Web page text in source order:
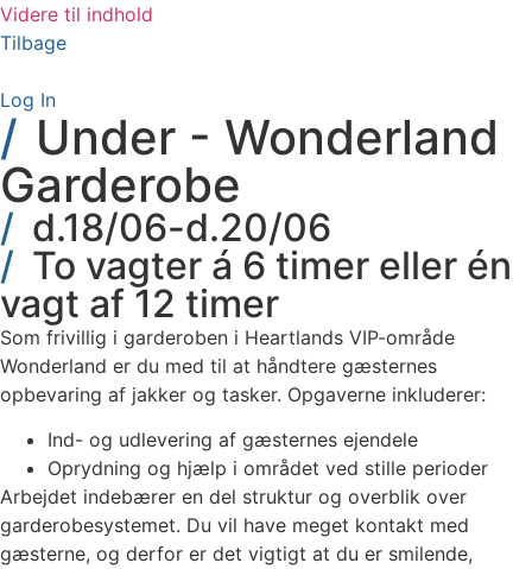
Videre til indhold
Tilbage
Log In
Under - Wonderland
Garderobe
d.18/06-d.20/06
To vagter á 6 timer eller én
vagt af 12 timer
Som frivillig i garderoben i Heartlands VIP-område
Wonderland er du med til at håndtere gæsternes
opbevaring af jakker og tasker. Opgaverne inkluderer:
Ind- og udlevering af gæsternes ejendele
Oprydning og hjælp i området ved stille perioder
Arbejdet indebærer en del struktur og overblik over
garderobesystemet. Du vil have meget kontakt med
gæsterne, og derfor er det vigtigt at du er smilende,